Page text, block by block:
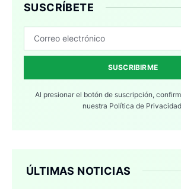
SUSCRÍBETE
SUSCRIBIRME
Al presionar el botón de suscripción,
nuestra Política de
ÚLTIMAS NOTICIAS